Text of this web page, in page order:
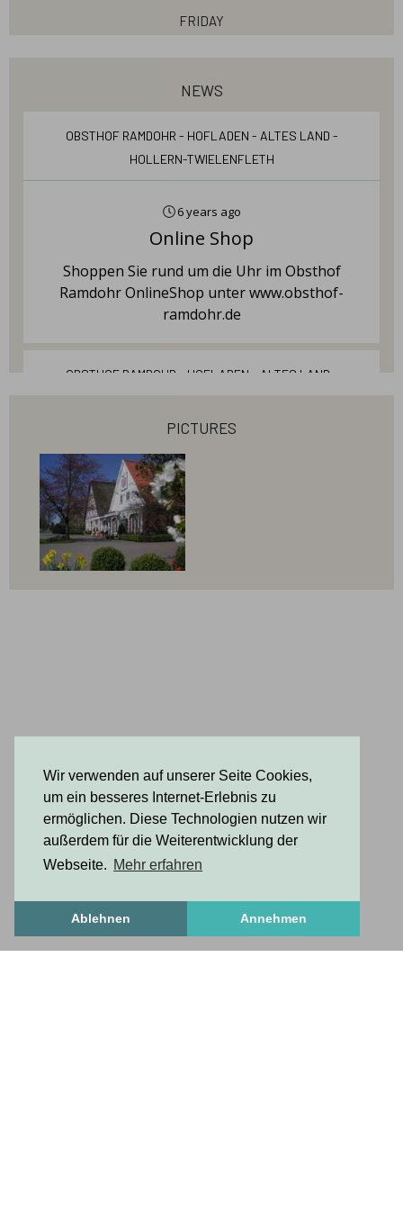
Wir verwenden auf unserer Seite Cookies,
um ein besseres Internet-Erlebnis zu
ermöglichen. Diese Technologien nutzen wir
außerdem für die Weiterentwicklung der
Webseite. Mehr erfahren
Ablehnen Annehmen
Friday
08:00 - 18:00
Sunday
10:0 - 17:00
news
Obsthof Ramdohr - Hofladen - Altes Land -
Hollern-Twielenfleth
6 years ago
Online Shop
Shoppen Sie rund um die Uhr im Obsthof
Ramdohr OnlineShop unter www.obsthof-
ramdohr.de
Obsthof Ramdohr - Hofladen - Altes Land -
6 years ago
Winteröffnungzeiten
In den Wintermonaten bleibt unser Hofladen
am Sonntag und Montag geschlossen.
Informieren Sie sich über unsere Homepage
www.obsthof-ramdohr.de oder bei Google über
pictures